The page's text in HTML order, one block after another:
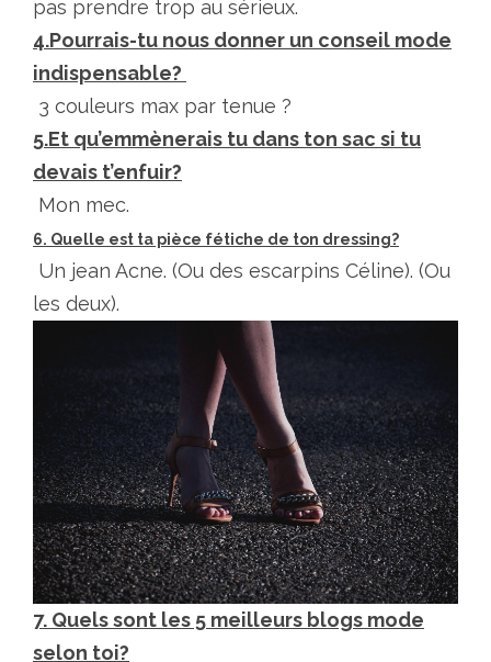
pas prendre trop au sérieux.
4.Pourrais-tu nous donner un conseil mode
indispensable?
3 couleurs max par tenue ?
5.Et qu’emmènerais tu dans ton sac si tu
devais t’enfuir?
Mon mec.
6. Quelle est ta pièce fétiche de ton dressing?
Un jean Acne. (Ou des escarpins Céline). (Ou
les deux).
7. Quels sont les 5 meilleurs blogs mode
selon toi?